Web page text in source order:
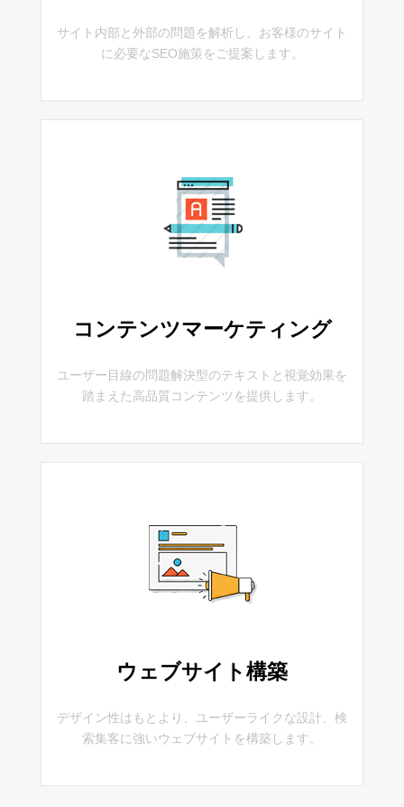
サイト内部と外部の問題を解析し、お客様のサイト
に必要なSEO施策をご提案します。
コンテンツマーケティング
ユーザー目線の問題解決型のテキストと視覚効果を
踏まえた高品質コンテンツを提供します。
ウェブサイト構築
デザイン性はもとより、ユーザーライクな設計、検
索集客に強いウェブサイトを構築します。